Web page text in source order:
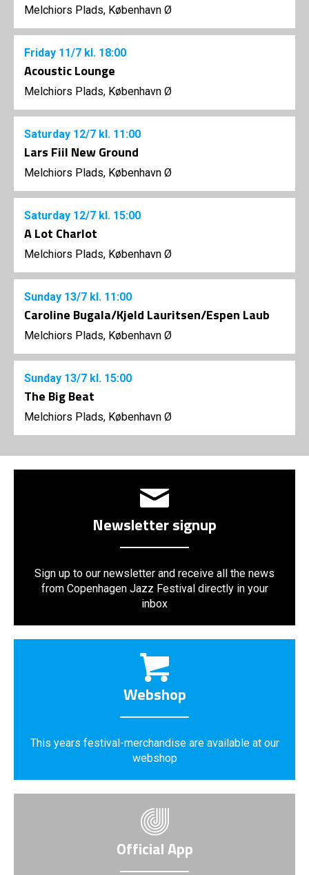
Melchiors Plads, København Ø
Friday 11/7 kl. 18:00
Acoustic Lounge
Melchiors Plads, København Ø
Saturday 12/7 kl. 11:00
Lars Fiil New Ground
Melchiors Plads, København Ø
Saturday 12/7 kl. 15:00
A Lot Charlot
Melchiors Plads, København Ø
Sunday 13/7 kl. 11:00
Caroline Bugala/Kjeld Lauritsen/Espen Laub
Melchiors Plads, København Ø
Sunday 13/7 kl. 15:00
The Big Beat
Melchiors Plads, København Ø
Newsletter signup
Sign up to our newsletter and receive all the news
from Copenhagen Jazz Festival directly in your
inbox
Webshop
This years festival-merchandise are available at our
webshop
Official App